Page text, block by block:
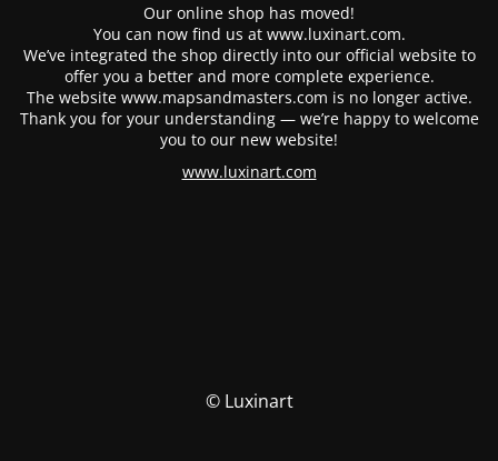
Our online shop has moved!
You can now find us at www.luxinart.com.
We’ve integrated the shop directly into our official website to
offer you a better and more complete experience.
The website www.mapsandmasters.com is no longer active.
Thank you for your understanding — we’re happy to welcome
you to our new website!
www.luxinart.com
© Luxinart